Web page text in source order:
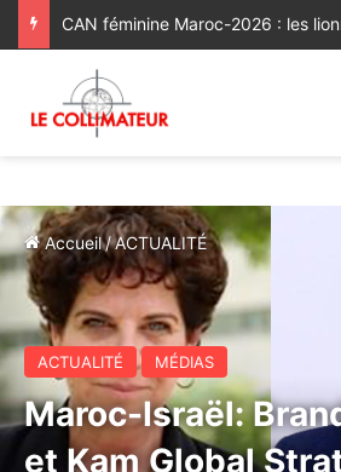
Accueil/ACTUALITÉ
ACTUALITÉ MÉDIAS
Maroc-Israël:
et Kam Global